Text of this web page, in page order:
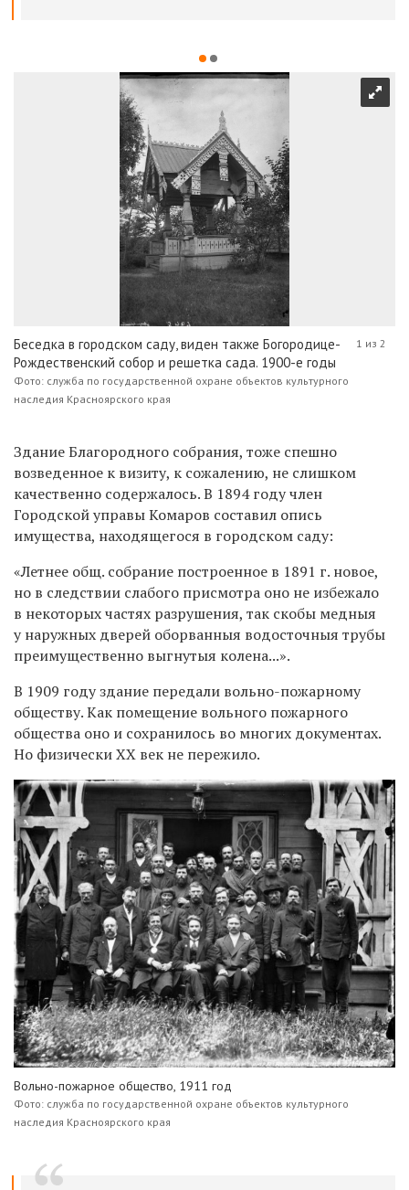
Беседка в городском саду, виден также Богородице-
Рождественский собор и решетка сада. 1900-е годы
Фото: служба по государственной охране объектов культурного
наследия Красноярского края
1 из 2
Здание Благородного собрания, тоже спешно
возведенное к визиту, к сожалению, не слишком
качественно содержалось. В 1894 году член
Городской управы Комаров составил опись
имущества, находящегося в городском саду:
«Летнее общ. собрание построенное в 1891 г. новое,
но в следствии слабого присмотра оно не избежало
в некоторых частях разрушения, так скобы медныя
у наружных дверей оборванныя водосточныя трубы
преимущественно выгнутыя колена...».
В 1909 году здание передали вольно-пожарному
обществу. Как помещение вольного пожарного
общества оно и сохранилось во многих документах.
Но физически XX век не пережило.
Вольно-пожарное общество, 1911 год
Фото: служба по государственной охране объектов культурного
наследия Красноярского края